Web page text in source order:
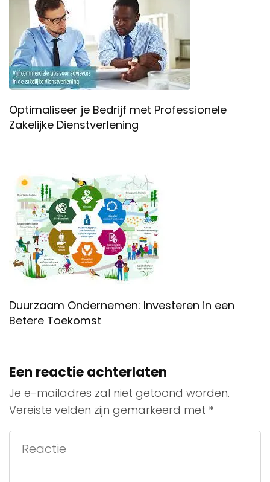
Optimaliseer je Bedrijf met Professionele
Zakelijke Dienstverlening
Duurzaam Ondernemen: Investeren in een
Betere Toekomst
Een reactie achterlaten
Je e-mailadres zal niet getoond worden.
Vereiste velden zijn gemarkeerd met *